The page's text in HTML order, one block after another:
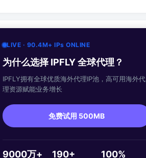
LIVE · 90.4M+ IPs ONLINE
为什么选择 IPFLY 全球代理？
IPFLY拥有全球优质海外代理IP池，高可用海外代
理资源赋能业务增长
免费试用 500MB
9000万+ 190+ 100%